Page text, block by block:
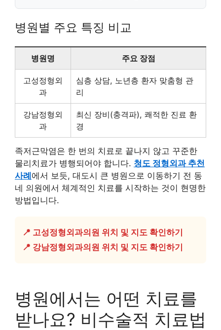
병원별 주요 특징 비교
병원명 주요 장점
고성정형외
과
심층 상담, 노년층 환자 맞춤형 관
리
강남정형외
과
최신 장비(충격파), 쾌적한 진료 환
경
족저근막염은 한 번의 치료로 끝나지 않고 꾸준한
물리치료가 병행되어야 합니다. 청도 정형외과 추천
사례에서 보듯, 대도시 큰 병원으로 이동하기 전 동
네 의원에서 체계적인 치료를 시작하는 것이 현명한
방법입니다.
📍 고성정형외과의원 위치 및 지도 확인하기
📍 강남정형외과의원 위치 및 지도 확인하기
병원에서는 어떤 치료를
받나요? 비수술적 치료법